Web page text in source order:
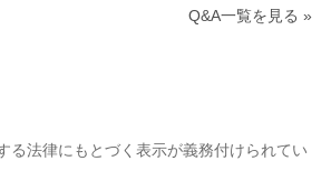
Q&A一覧を見る »
る法律にもとづく表示が義務付けられてい